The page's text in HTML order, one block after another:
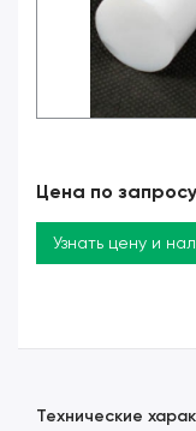
Цена по запросу
Узнать цену и
Технические